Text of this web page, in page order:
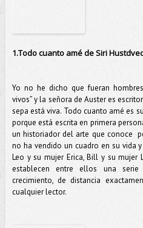
1.Todo cuanto amé de Siri
Yo no he dicho que fueran
vivos” y la señora de Auster es
sepa está viva. Todo cuanto amé es
porque está escrita en primera
un historiador del arte que conoce
no ha vendido un cuadro en su vida
Leo y su mujer Erica, Bill y su
establecen entre ellos una
crecimiento, de distancia
cualquier lector.